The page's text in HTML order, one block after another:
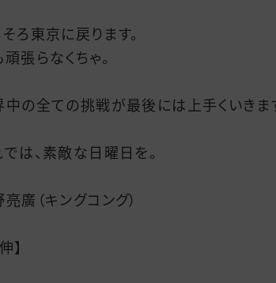
ろ東京に戻ります。
張らなくちゃ。
中の全ての挑戦が最後には上手くいきま
では、素敵な日曜日を。
廣（キングコング）
】